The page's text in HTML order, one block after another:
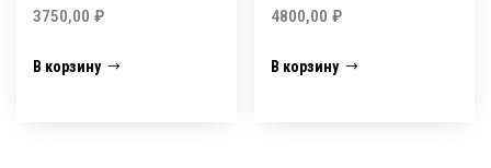
3750,00 ₽
В корзину
4800,00₽
В корзину